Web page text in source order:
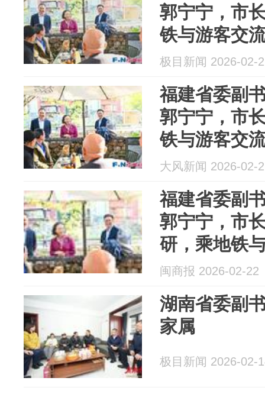
郭宁宁，市
铁与游客交
极目新闻 2026-02-
福建省委副
郭宁宁，市
铁与游客交
大风新闻 2026-02-
福建省委副
郭宁宁，市
研，乘地铁
闽商报 2026-02-22
湖南省委副
家属
极目新闻 2026-02-